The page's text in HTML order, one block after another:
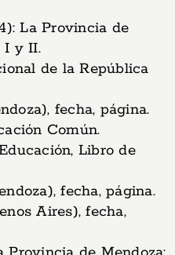
La Provincia de
I y II.
de la República
fecha, página.
Común.
Libro de
fecha, página.
Aires), fecha,